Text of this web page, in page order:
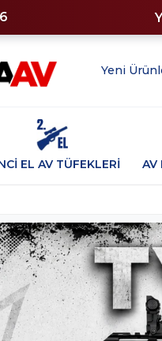
Yeni
EL AV TÜFEKLERİ AV